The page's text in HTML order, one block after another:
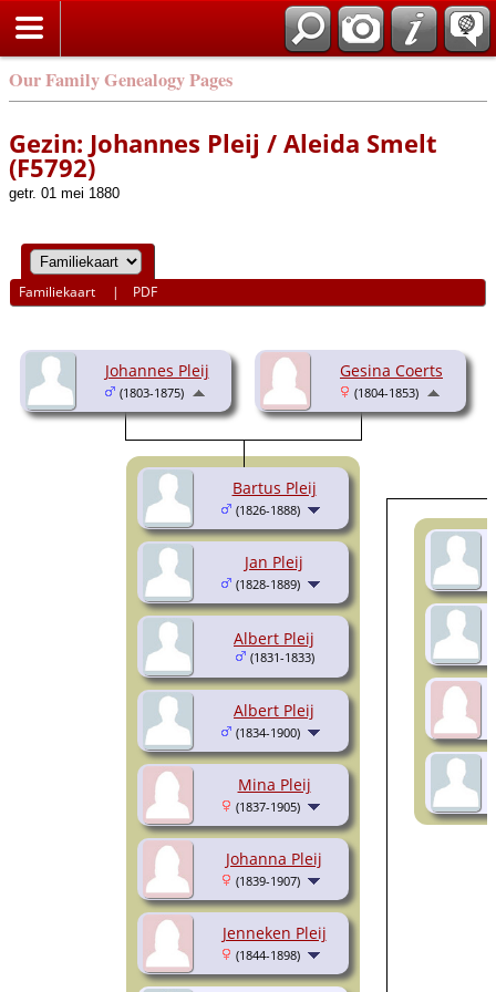
Our Family Genealogy Pages
Gezin: Johannes Pleij / Aleida Smelt
(F5792)
getr. 01 mei 1880
Familiekaart | PDF
Johannes Pleij
(1803-1875)
Gesina Coerts
(1804-1853)
Bartus Pleij
(1826-1888)
Jan Pleij
(1828-1889)
Albert Pleij
(1831-1833)
Albert Pleij
(1834-1900)
Mina Pleij
(1837-1905)
Johanna Pleij
(1839-1907)
Jenneken Pleij
(1844-1898)